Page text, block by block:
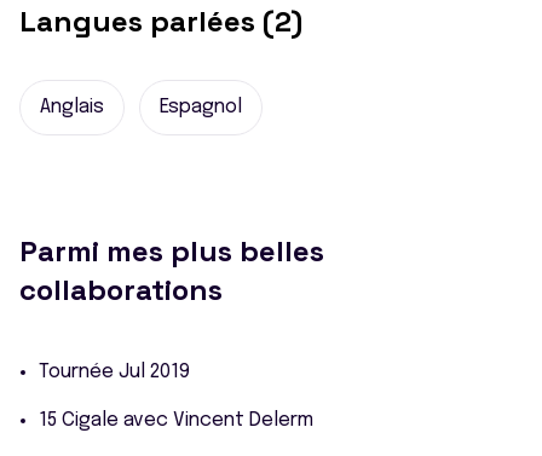
Langues parlées (2)
Anglais Espagnol
Parmi mes plus belles
collaborations
Tournée Jul 2019
15 Cigale avec Vincent Delerm